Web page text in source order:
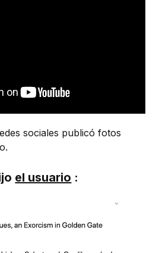
sociales publicó fotos
el usuario :